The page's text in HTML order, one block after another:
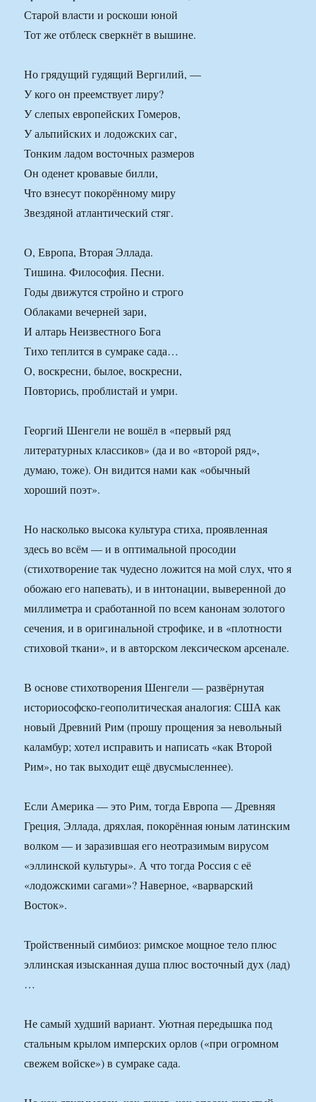
Старой власти и роскоши юной
Тот же отблеск сверкнёт в вышине.
Но грядущий гудящий Вергилий, —
У кого он преемствует лиру?
У слепых европейских Гомеров,
У альпийских и лодожских саг,
Тонким ладом восточных размеров
Он оденет кровавые билли,
Что взнесут покорённому миру
Звездяной атлантический стяг.
О, Европа, Вторая Эллада.
Тишина. Философия. Песни.
Годы движутся стройно и строго
Облаками вечерней зари,
И алтарь Неизвестного Бога
Тихо теплится в сумраке сада…
О, воскресни, былое, воскресни,
Повторись, проблистай и умри.
Георгий Шенгели не вошёл в «первый ряд
литературных классиков» (да и во «второй ряд»,
думаю, тоже). Он видится нами как «обычный
хороший поэт».
Но насколько высока культура стиха, проявленная
здесь во всём — и в оптимальной просодии
(стихотворение так чудесно ложится на мой слух, что я
обожаю его напевать), и в интонации, выверенной до
миллиметра и сработанной по всем канонам золотого
сечения, и в оригинальной строфике, и в «плотности
стиховой ткани», и в авторском лексическом арсенале.
В основе стихотворения Шенгели — развёрнутая
историософско-геополитическая аналогия: США как
новый Древний Рим (прошу прощения за невольный
каламбур; хотел исправить и написать «как Второй
Рим», но так выходит ещё двусмысленнее).
Если Америка — это Рим, тогда Европа — Древняя
Греция, Эллада, дряхлая, покорённая юным латинским
волком — и заразившая его неотразимым вирусом
«эллинской культуры». А что тогда Россия с её
«лодожскими сагами»? Наверное, «варварский
Восток».
Тройственный симбиоз: римское мощное тело плюс
эллинская изысканная душа плюс восточный дух (лад)
…
Не самый худший вариант. Уютная передышка под
стальным крылом имперских орлов («при огромном
свежем войске») в сумраке сада.